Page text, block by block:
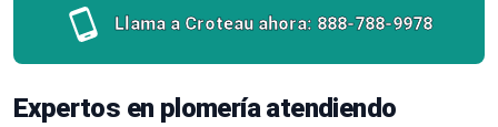
Llama a Croteau ahora: 888-788-9978
Expertos en plomería atendiendo